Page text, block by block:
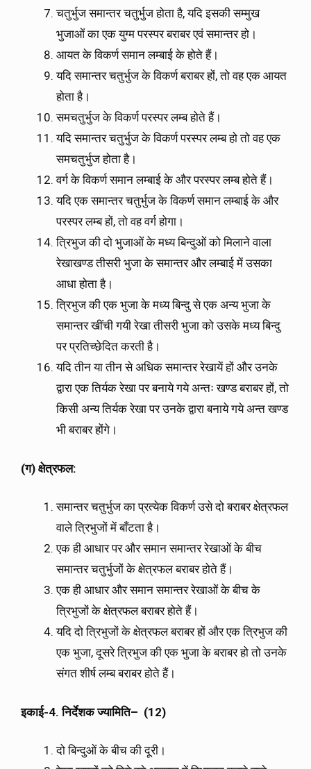
चतुर्भुज समान्तर चतुर्भुज होता है, यदि इसकी सम्मुख
भुजाओं का एक युग्म परस्पर बराबर एवं समान्तर हो।
आयत के विकर्ण समान लम्बाई के होते हैं।
यदि समान्तर चतुर्भुज के विकर्ण बराबर हों, तो वह एक आयत
होता है।
समचतुर्भुज के विकर्ण परस्पर लम्ब होते हैं।
यदि समान्तर चतुर्भुज के विकर्ण परस्पर लम्ब हो तो वह एक
समचतुर्भुज होता है।
वर्ग के विकर्ण समान लम्बाई के और परस्पर लम्ब होते हैं।
यदि एक समान्तर चतुर्भुज के विकर्ण समान लम्बाई के और
परस्पर लम्ब हों, तो वह वर्ग होगा।
त्रिभुज की दो भुजाओं के मध्य बिन्दुओं को मिलाने वाला
रेखाखण्ड तीसरी भुजा के समान्तर और लम्बाई में उसका
आधा होता है।
त्रिभुज की एक भुजा के मध्य बिन्दु से एक अन्य भुजा के
समान्तर खींची गयी रेखा तीसरी भुजा को उसके मध्य बिन्दु
पर प्रतिच्छेदित करती है।
यदि तीन या तीन से अधिक समान्तर रेखायें हों और उनके
द्वारा एक तिर्यक रेखा पर बनाये गये अन्तः खण्ड बराबर हों, तो
किसी अन्य तिर्यक रेखा पर उनके द्वारा बनाये गये अन्त खण्ड
भी बराबर होंगे।
(ग) क्षेत्रफल:
समान्तर चतुर्भुज का प्रत्येक विकर्ण उसे दो बराबर क्षेत्रफल
वाले त्रिभुजों में बाँटता है।
एक ही आधार पर और समान समान्तर रेखाओं के बीच
समान्तर चतुर्भुजों के क्षेत्रफल बराबर होते हैं।
एक ही आधार और समान समान्तर रेखाओं के बीच के
त्रिभुजों के क्षेत्रफल बराबर होते हैं।
यदि दो त्रिभुजों के क्षेत्रफल बराबर हों और एक त्रिभुज की
एक भुजा, दूसरे त्रिभुज की एक भुजा के बराबर हो तो उनके
संगत शीर्ष लम्ब बराबर होते हैं।
इकाई-4.निर्देशक ज्यामिति– (12)
दो बिन्दुओं के बीच की दूरी।